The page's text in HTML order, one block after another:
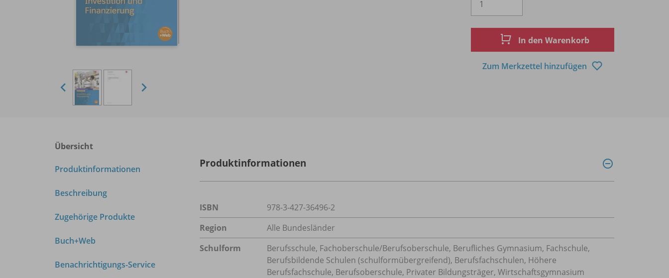
In den Warenkorb
Zum Merkzettel hinzufügen
Übersicht
Produktinformationen
Beschreibung
Zugehörige Produkte
Buch+Web
Benachrichtigungs-Service
Produktinformationen
ISBN
978-3-427-36496-2
Region
Alle Bundesländer
Schulform
Berufsschule, Fachoberschule/Berufsoberschule, Berufliches Gymnasium, Fachschule,
Berufsbildende Schulen (schulformübergreifend), Berufsfachschulen, Höhere
Berufsfachschule, Berufsoberschule, Privater Bildungsträger, Wirtschaftsgymnasium